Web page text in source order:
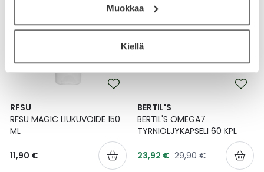
Muokkaa
Kiellä
RFSU
RFSU MAGIC LIUKUVOIDE 150
ML
11,90 €
BERTIL'S
BERTIL'S OMEGA7
TYRNIÖLJYKAPSELI 60 KPL
Tarjoushinta
23,92 € Normaalihinta
29,90 €